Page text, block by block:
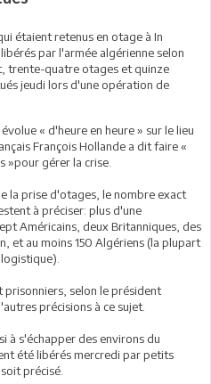
étaient retenus en otage à In
par l'armée algérienne selon
trente-quatre otages et quinze
jeudi lors d'une opération de
« d'heure en heure » sur le lieu
François Hollande a dit faire «
»pour gérer la crise.
la prise d'otages, le nombre exact
à préciser: plus d'une
Américains, deux Britanniques, des
et au moins 150 Algériens (la plupart
prisonniers, selon le président
précisions à ce sujet.
à s'échapper des environs du
été libérés mercredi par petits
précisé.